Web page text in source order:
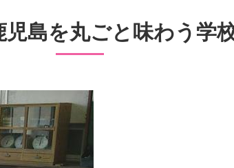
島を丸ごと味わう学